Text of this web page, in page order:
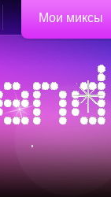
Мои миксы